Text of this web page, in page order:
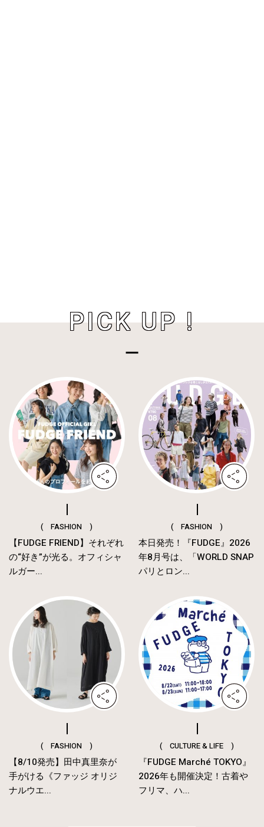
PICK UP !
( FASHION )
【FUDGE FRIEND】それぞれ
の“好き”が光る。オフィシャ
ルガー...
( FASHION )
本日発売！『FUDGE』2026
年8月号は、「WORLD SNAP
パリとロン...
( FASHION )
【8/10発売】田中真里奈が
手がける《ファッジ オリジ
ナルウエ...
( CULTURE & LIFE )
『FUDGE Marché TOKYO』
2026年も開催決定！古着や
フリマ、ハ...